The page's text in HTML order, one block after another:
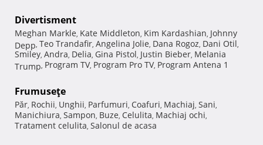
Divertisment
Meghan Markle, Kate Middleton, Kim Kardashian, Johnny
Depp, Teo Trandafir, Angelina Jolie, Dana Rogoz, Dani Otil,
Smiley, Andra, Delia, Gina Pistol, Justin Bieber, Melania
Trump, Program TV, Program Pro TV, Program Antena 1
Frumuseţe
Păr, Rochii, Unghii, Parfumuri, Coafuri, Machiaj, Sani,
Manichiura, Sampon, Buze, Celulita, Machiaj ochi,
Tratament celulita, Salonul de acasa